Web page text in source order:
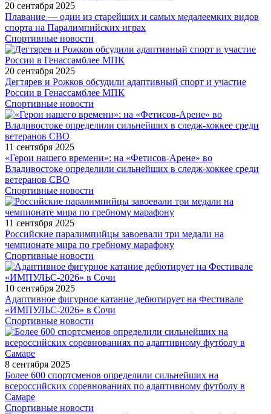
20 сентября 2025
Плавание — один из старейших и самых медалеемких видов
спорта на Паралимпийских играх
Спортивные новости
20 сентября 2025
Дегтярев и Рожков обсудили адаптивный спорт и участие
России в Генассамблее МПК
Спортивные новости
11 сентября 2025
«Герои нашего времени»: на «Фетисов-Арене» во
Владивостоке определили сильнейших в следж-хоккее среди
ветеранов СВО
Спортивные новости
11 сентября 2025
Российские паралимпийцы завоевали три медали на
чемпионате мира по гребному марафону
Спортивные новости
10 сентября 2025
Адаптивное фигурное катание дебютирует на Фестивале
«ИМПУЛЬС-2026» в Сочи
Спортивные новости
8 сентября 2025
Более 600 спортсменов определили сильнейших на
всероссийских соревнованиях по адаптивному футболу в
Самаре
Спортивные новости